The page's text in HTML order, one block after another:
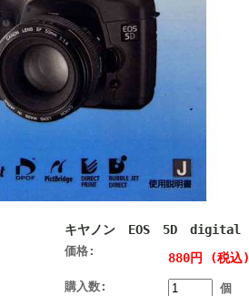
キヤノン EOS 5D digital
価格: 880円 (税込)
購入数: 個